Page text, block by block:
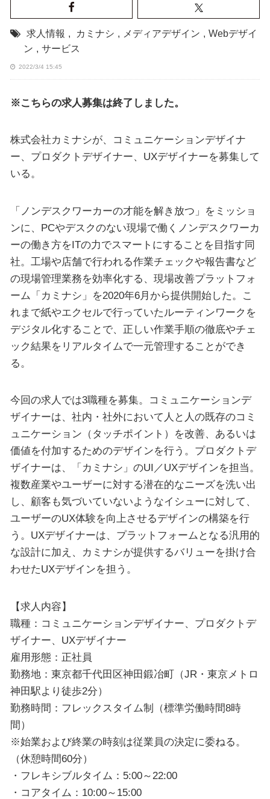
求人情報 , カミナシ , メディアデザイン , Webデザイ
ン , サービス
2022/3/4 15:45
※こちらの求人募集は終了しました。
株式会社カミナシが、コミュニケーションデザイナ
ー、プロダクトデザイナー、UXデザイナーを募集して
いる。
「ノンデスクワーカーの才能を解き放つ」をミッショ
ンに、PCやデスクのない現場で働くノンデスクワーカ
ーの働き方をITの力でスマートにすることを目指す同
社。工場や店舗で行われる作業チェックや報告書など
の現場管理業務を効率化する、現場改善プラットフォ
ーム「カミナシ」を2020年6月から提供開始した。こ
れまで紙やエクセルで行っていたルーティンワークを
デジタル化することで、正しい作業手順の徹底やチェ
ック結果をリアルタイムで一元管理することができ
る。
今回の求人では3職種を募集。コミュニケーションデ
ザイナーは、社内・社外において人と人の既存のコミ
ュニケーション（タッチポイント）を改善、あるいは
価値を付加するためのデザインを行う。プロダクトデ
ザイナーは、「カミナシ」のUI／UXデザインを担当。
複数産業やユーザーに対する潜在的なニーズを洗い出
し、顧客も気づいていないようなイシューに対して、
ユーザーのUX体験を向上させるデザインの構築を行
う。UXデザイナーは、プラットフォームとなる汎用的
な設計に加え、カミナシが提供するバリューを掛け合
わせたUXデザインを担う。
【求人内容】
職種：コミュニケーションデザイナー、プロダクトデ
ザイナー、UXデザイナー
雇用形態：正社員
勤務地：東京都千代田区神田鍛冶町（JR・東京メトロ
神田駅より徒歩2分）
勤務時間：フレックスタイム制（標準労働時間8時
間）
※始業および終業の時刻は従業員の決定に委ねる。
（休憩時間60分）
・フレキシブルタイム：5:00～22:00
・コアタイム：10:00～15:00